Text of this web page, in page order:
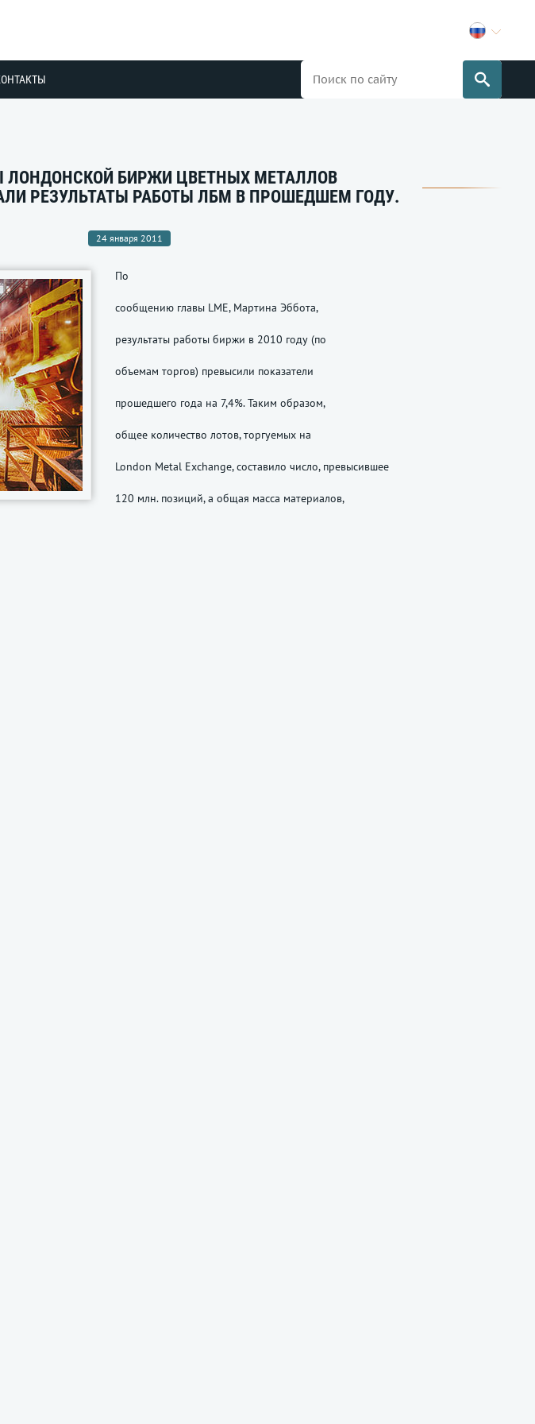
ЛОНДОНСКОЙ БИРЖИ ЦВЕТНЫХ МЕТАЛЛОВ
РЕЗУЛЬТАТЫ РАБОТЫ ЛБМ В ПРОШЕДШЕМ ГОДУ.
24 января 2011
По
сообщению главы LME, Мартина Эббота,
результаты работы биржи в 2010 году (по
объемам торгов) превысили показатели
прошедшего года на 7,4%. Таким образом,
общее количество лотов, торгуемых на
London Metal Exchange, составило число, превысившее
120 млн. позиций, а общая масса материалов,